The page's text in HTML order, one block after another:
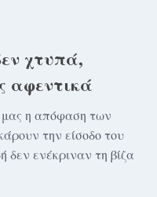
χτυπά,
αφεντικά
η απόφαση των
την είσοδο του
δεν ενέκριναν τη βίζα